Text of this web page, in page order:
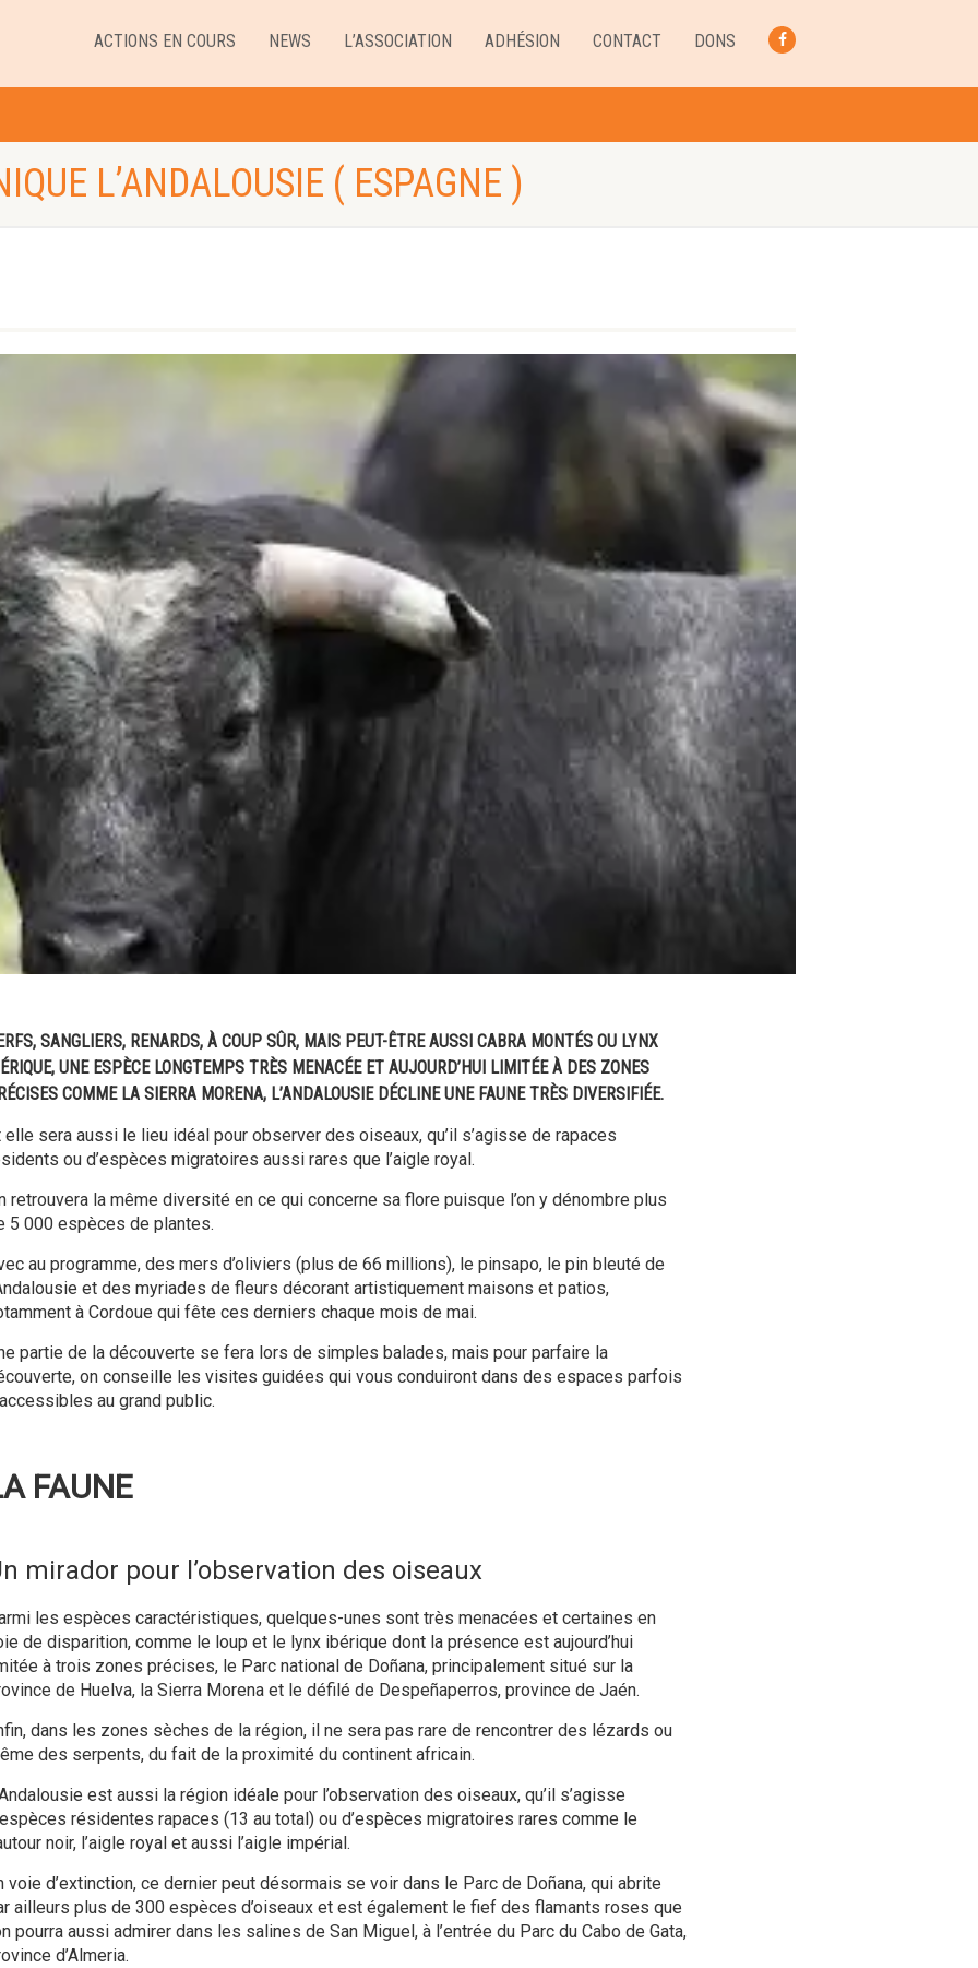
ACTIONS EN COURS NEWS L’ASSOCIATION ADHÉSION CONTACT DONS
L’ANDALOUSIE ( ESPAGNE )
SANGLIERS, RENARDS, À COUP SÛR, MAIS PEUT-ÊTRE AUSSI CABRA MONTÉS OU LYNX
UNE ESPÈCE LONGTEMPS TRÈS MENACÉE ET AUJOURD’HUI LIMITÉE À DES ZONES
COMME LA SIERRA MORENA, L’ANDALOUSIE DÉCLINE UNE FAUNE TRÈS DIVERSIFIÉE.
elle sera aussi le lieu idéal pour observer des oiseaux, qu’il s’agisse de rapaces
ou d’espèces migratoires aussi rares que l’aigle royal.
retrouvera la même diversité en ce qui concerne sa flore puisque l’on y dénombre plus
5 000 espèces de plantes.
au programme, des mers d’oliviers (plus de 66 millions), le pinsapo, le pin bleuté de
et des myriades de fleurs décorant artistiquement maisons et patios,
à Cordoue qui fête ces derniers chaque mois de mai.
partie de la découverte se fera lors de simples balades, mais pour parfaire la
on conseille les visites guidées qui vous conduiront dans des espaces parfois
au grand public.
FAUNE
mirador pour l’observation des oiseaux
les espèces caractéristiques, quelques-unes sont très menacées et certaines en
de disparition, comme le loup et le lynx ibérique dont la présence est aujourd’hui
à trois zones précises, le Parc national de Doñana, principalement situé sur la
de Huelva, la Sierra Morena et le défilé de Despeñaperros, province de Jaén.
dans les zones sèches de la région, il ne sera pas rare de rencontrer des lézards ou
des serpents, du fait de la proximité du continent africain.
est aussi la région idéale pour l’observation des oiseaux, qu’il s’agisse
résidentes rapaces (13 au total) ou d’espèces migratoires rares comme le
noir, l’aigle royal et aussi l’aigle impérial.
voie d’extinction, ce dernier peut désormais se voir dans le Parc de Doñana, qui abrite
ailleurs plus de 300 espèces d’oiseaux et est également le fief des flamants roses que
pourra aussi admirer dans les salines de San Miguel, à l’entrée du Parc du Cabo de Gata,
d’Almeria.